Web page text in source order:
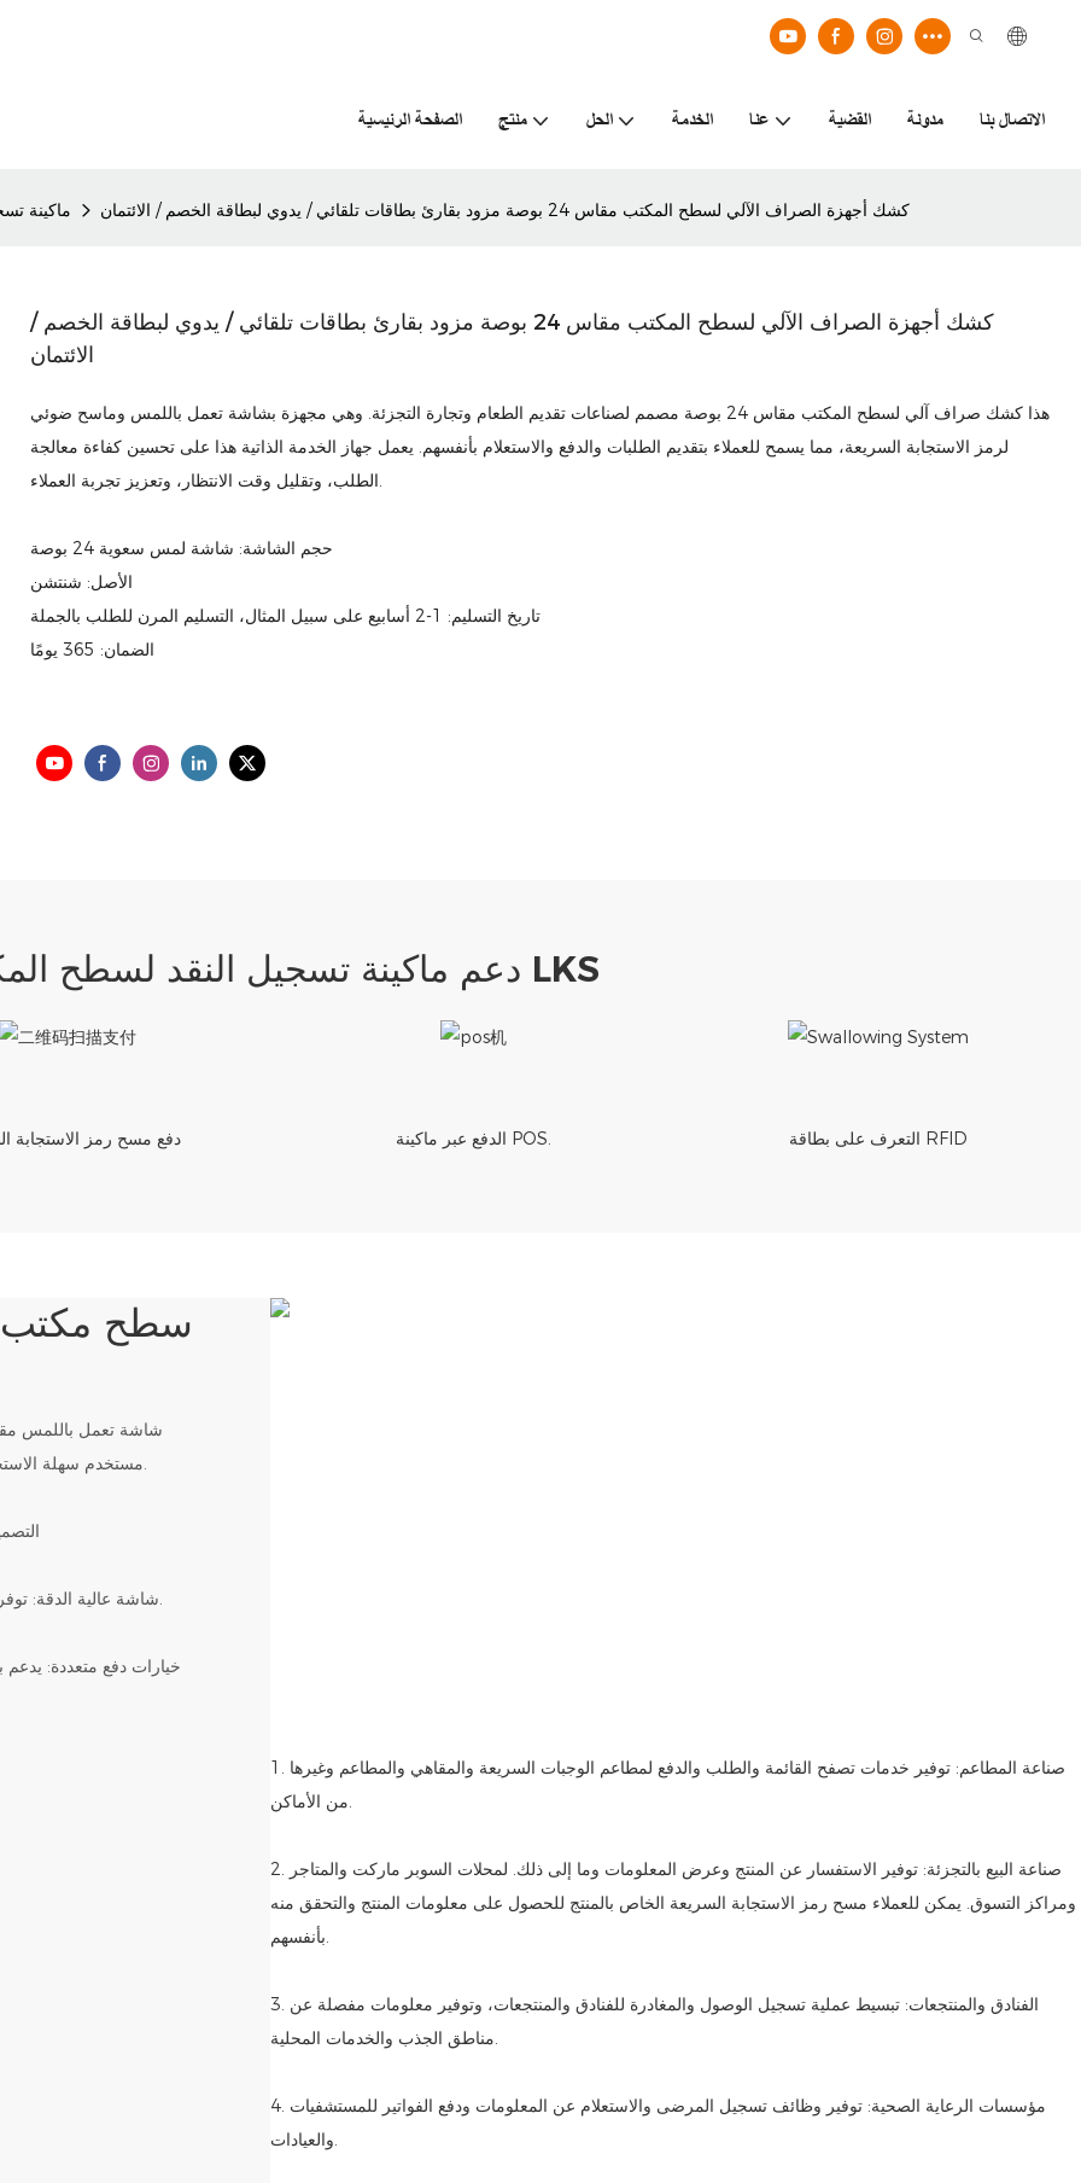
الصفحة الرئيسية منتج الحل الخدمة عنا القضية مدونة الاتصال بنا
ماكينة كشك أجهزة الصراف الآلي لسطح المكتب مقاس 24 بوصة مزود بقارئ بطاقات تلقائي / يدوي لبطاقة الخصم / الائتمان
كشك أجهزة الصراف الآلي لسطح المكتب مقاس 24 بوصة مزود بقارئ بطاقات تلقائي / يدوي لبطاقة الخصم /
الائتمان
هذا كشك صراف آلي لسطح المكتب مقاس 24 بوصة مصمم لصناعات تقديم الطعام وتجارة التجزئة. وهي مجهزة بشاشة تعمل باللمس وماسح ضوئي
لرمز الاستجابة السريعة، مما يسمح للعملاء بتقديم الطلبات والدفع والاستعلام بأنفسهم. يعمل جهاز الخدمة الذاتية هذا على تحسين كفاءة معالجة
الطلب، وتقليل وقت الانتظار، وتعزيز تجربة العملاء.
الأصل: شنتشن
تاريخ التسليم: 1-2 أسابيع على سبيل المثال، التسليم المرن للطلب بالجملة
الضمان: 365 يومًا
دعم ماكينة تسجيل النقد لسطح المكتب LKS
دفع مسح رمز الاستجابة الدفع عبر ماكينة POS. التعرف على بطاقة RFID
سطح مكتب 24 بوصة
مستخدم سهلة الاستخدام تتيح للعملاء تصفح القوائم واختيار المنتجات وإكمال الطلبات بسهولة.
2.
3. شاشة عالية الدقة: توفر تأثيرات مرئية واضحة لعناصر القائمة والمحتوى الترويجي والتعليمات.
1. صناعة المطاعم: توفير خدمات تصفح القائمة والطلب والدفع لمطاعم الوجبات السريعة والمقاهي والمطاعم وغيرها
من الأماكن.
2. صناعة البيع بالتجزئة: توفير الاستفسار عن المنتج وعرض المعلومات وما إلى ذلك. لمحلات السوبر ماركت والمتاجر
ومراكز التسوق. يمكن للعملاء مسح رمز الاستجابة السريعة الخاص بالمنتج للحصول على معلومات المنتج والتحقق منه
بأنفسهم.
3. الفنادق والمنتجعات: تبسيط عملية تسجيل الوصول والمغادرة للفنادق والمنتجعات، وتوفير معلومات مفصلة عن
مناطق الجذب والخدمات المحلية.
4. مؤسسات الرعاية الصحية: توفير وظائف تسجيل المرضى والاستعلام عن المعلومات ودفع الفواتير للمستشفيات
والعيادات.